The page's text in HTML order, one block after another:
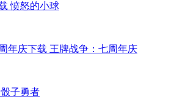
愤怒的小球
王牌战争：七周年庆
骰子勇者